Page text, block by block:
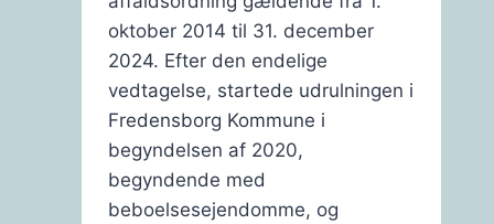
oktober 2014 til 31. december
2024. Efter den endelige
vedtagelse, startede udrulningen i
Fredensborg Kommune i
begyndelsen af 2020,
begyndende med
beboelsesejendomme, og